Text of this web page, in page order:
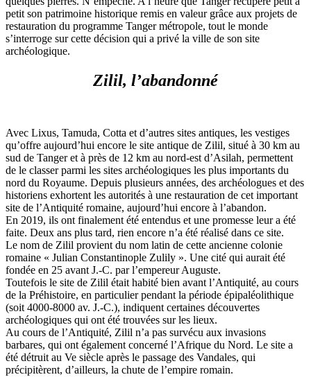
petit son patrimoine historique remis en valeur grâce aux projets de
restauration du programme Tanger métropole, tout le monde
s’interroge sur cette décision qui a privé la ville de son site
archéologique.
Zilil, l’abandonné
Avec Lixus, Tamuda, Cotta et d’autres sites antiques, les vestiges
qu’offre aujourd’hui encore le site antique de Zilil, situé à 30 km au
sud de Tanger et à près de 12 km au nord-est d’Asilah, permettent
de le classer parmi les sites archéologiques les plus importants du
nord du Royaume. Depuis plusieurs années, des archéologues et des
historiens exhortent les autorités à une restauration de cet important
site de l’Antiquité romaine, aujourd’hui encore à l’abandon.
En 2019, ils ont finalement été entendus et une promesse leur a été
faite. Deux ans plus tard, rien encore n’a été réalisé dans ce site.
Le nom de Zilil provient du nom latin de cette ancienne colonie
romaine « Julian Constantinople Zulily ». Une cité qui aurait été
fondée en 25 avant J.-C. par l’empereur Auguste.
Toutefois le site de Zilil était habité bien avant l’Antiquité, au cours
de la Préhistoire, en particulier pendant la période épipaléolithique
(soit 4000-8000 av. J.-C.), indiquent certaines découvertes
archéologiques qui ont été trouvées sur les lieux.
Au cours de l’Antiquité, Zilil n’a pas survécu aux invasions
barbares, qui ont également concerné l’Afrique du Nord. Le site a
été détruit au Ve siècle après le passage des Vandales, qui
précipitèrent, d’ailleurs, la chute de l’empire romain.